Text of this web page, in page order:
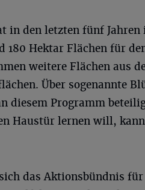
in den letzten fünf Jahren
180 Hektar Flächen für
weitere Flächen aus
Über sogenannte
diesem Programm
Haustür lernen will,
das Aktionsbündnis